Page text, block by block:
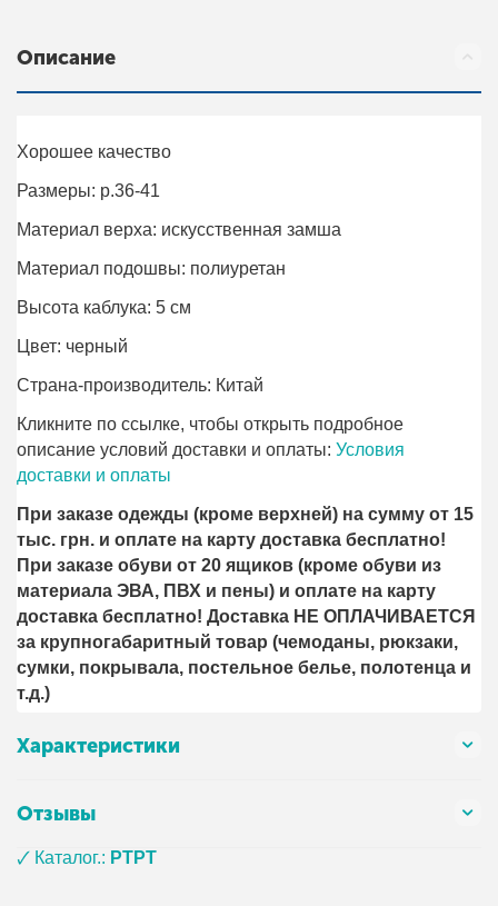
Описание
Хорошее качество
Размеры: р.36-41
Материал верха: искусственная замша
Материал подошвы: полиуретан
Высота каблука: 5 см
Цвет: черный
Страна-производитель: Китай
Кликните по ссылке, чтобы открыть подробное
описание условий доставки и оплаты:Условия
доставки и оплаты
При заказе одежды (кроме верхней) на сумму от 15
тыс. грн. и оплате на карту доставка бесплатно!
При заказе обуви от 20 ящиков (кроме обуви из
материала ЭВА, ПВХ и пены) и оплате на карту
доставка бесплатно! Доставка НЕ ОПЛАЧИВАЕТСЯ
за крупногабаритный товар (чемоданы, рюкзаки,
сумки, покрывала, постельное белье, полотенца и
т.д.)
Характеристики
Отзывы
🗸 Каталог.: PTPT